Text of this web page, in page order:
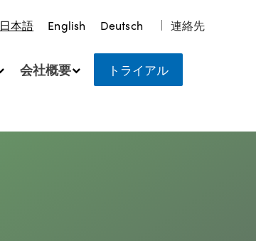
日本語 English Deutsch 連絡先
会社概要
トライアル